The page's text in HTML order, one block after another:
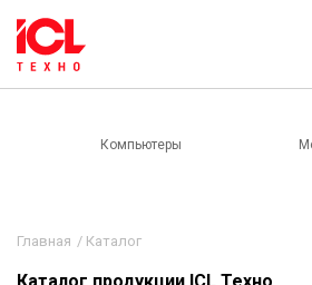
Компьютеры
Главная / Каталог